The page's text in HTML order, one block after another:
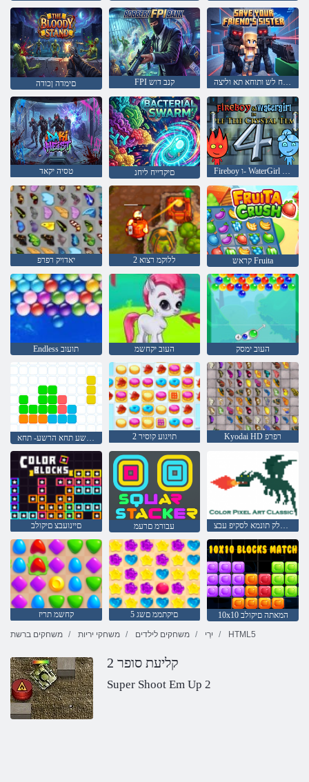
םימדה ןכודה FPI קנב דוש ךרבח לש ותוחא תא וליצה
טסיה יקאד םיקדייח ליחנ Fireboy ו- WaterGirl 4: Temple Crystal
יאדויק רפרפ 2 ללוקמ רצוא קראש Fruita
Endless תועוב העוב יקחשמ העוב ימסק
2 תויגוע קוסיר Kyodai HD רפרפ
םיינועבצ םיקולב עבורמ םרעמ יסאלק תונמא לסקיפ עבצ
קחשמ תריז 5 םיקתממ םשג
10x10 המאתה םיקולב
משחקים ברשת
משחקי יריות משחקים לילדים יִרְי HTML5
קליעת סופר 2
Super Shoot Em Up 2